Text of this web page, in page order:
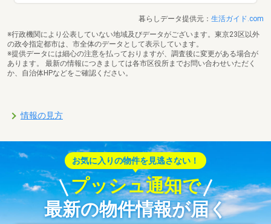
暮らしデータ提供元： 生活ガイド.com
※行政機関により公表していない地域及びデータがございます。東京23区以外
の政令指定都市は、市全体のデータとして表示しています。
※提供データには細心の注意を払っておりますが、調査後に変更がある場合が
あります。 最新の情報につきましては各市区役所までお問い合わせいただく
か、自治体HPなどをご確認ください。
情報の見方
お気に入りの物件を見逃さない！
プッシュ通知で
最新の物件情報が届く